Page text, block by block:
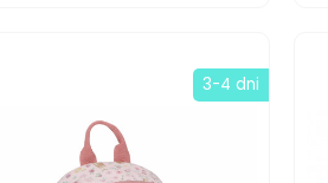
3-4 dni